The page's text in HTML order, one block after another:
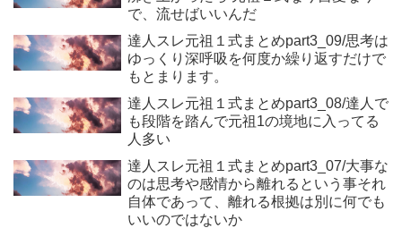
で、流せばいいんだ
達人スレ元祖１式まとめpart3_09/思考は
ゆっくり深呼吸を何度か繰り返すだけで
もとまります。
達人スレ元祖１式まとめpart3_08/達人で
も段階を踏んで元祖1の境地に入ってる
人多い
達人スレ元祖１式まとめpart3_07/大事な
のは思考や感情から離れるという事それ
自体であって、離れる根拠は別に何でも
いいのではないか